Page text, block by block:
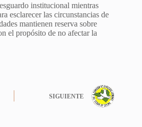
institucional mientras
esclarecer las circunstancias de
mantienen reserva sobre
el propósito de no afectar la
SIGUIENTE